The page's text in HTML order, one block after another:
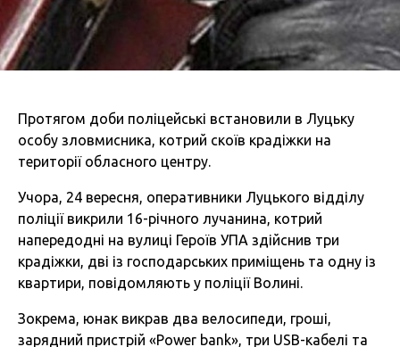
Протягом доби поліцейські встановили в Луцьку
особу зловмисника, котрий скоїв крадіжки на
території обласного центру.
Учора, 24 вересня, оперативники Луцького відділу
поліції викрили 16-річного лучанина, котрий
напередодні на вулиці Героїв УПА здійснив три
крадіжки, дві із господарських приміщень та одну із
квартири, повідомляють у поліції Волині.
Зокрема, юнак викрав два велосипеди, гроші,
зарядний пристрій «Power bank», три USB-кабелі та